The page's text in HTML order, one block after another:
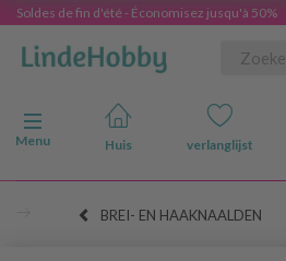
Soldes de fin d'été - Économisez jusqu'à 50%
Navigatie in-/uitschakelen
Menu
Huis verlanglijst
BREI- EN HAAKNAALDEN